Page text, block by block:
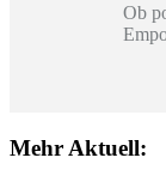
Ob
Mehr Aktuell: